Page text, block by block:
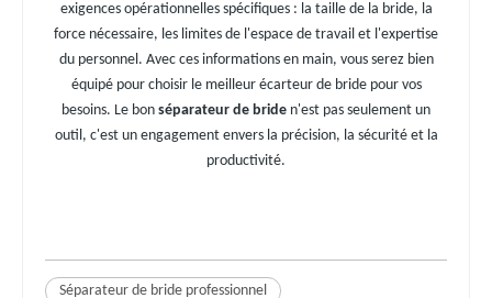
exigences opérationnelles spécifiques : la taille de la bride, la
force nécessaire, les limites de l'espace de travail et l'expertise
du personnel. Avec ces informations en main, vous serez bien
équipé pour choisir le meilleur écarteur de bride pour vos
besoins. Le bon séparateur de bride n'est pas seulement un
outil, c'est un engagement envers la précision, la sécurité et la
productivité.
Séparateur de bride professionnel